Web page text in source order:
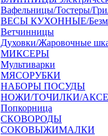
Вафельницы/Тостеры/
ВЕСЫ КУХОННЫЕ/
Ветчинницы
Духовки/Жаровочные
МИКСЕРЫ
Мультиварки
МЯСОРУБКИ
НАБОРЫ ПОСУДЫ
НОЖИ/ТОЧИЛКИ/
Попкорница
СКОВОРОДЫ
СОКОВЫЖИМАЛКИ